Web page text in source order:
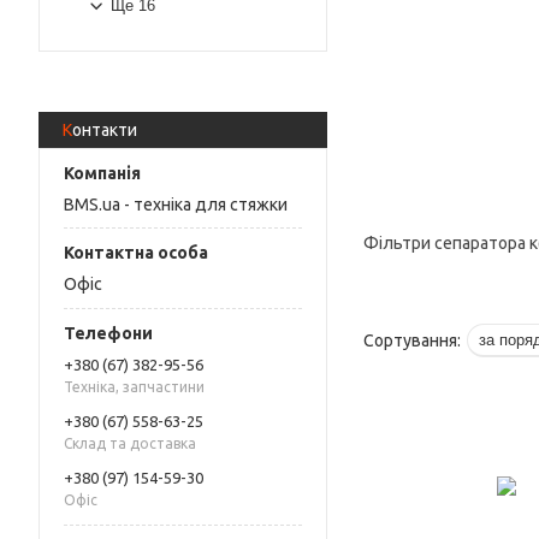
Ще 16
Контакти
BMS.ua - техніка для стяжки
Офіс
+380 (67) 382-95-56
Техніка, запчастини
+380 (67) 558-63-25
Склад та доставка
+380 (97) 154-59-30
Офіс
Фільтри сепаратора